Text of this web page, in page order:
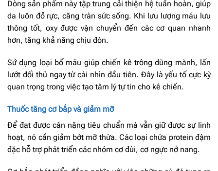
Dòng sản phẩm này tập trung cải thiện hệ tuần hoàn, giúp
da luôn đỏ rực, căng tràn sức sống. Khi lưu lượng máu lưu
thông tốt, oxy được vận chuyển đến các cơ quan nhanh
hơn, tăng khả năng chịu đòn.
Sử dụng loại bổ máu giúp chiến kê trông dũng mãnh, lấn
lướt đối thủ ngay từ cái nhìn đầu tiên. Đây là yếu tố cực kỳ
quan trọng trong việc tạo tâm lý tự tin cho kê chiến.
Thuốc tăng cơ bắp và giảm mỡ
Để đạt được cân nặng tiêu chuẩn mà vẫn giữ được sự linh
hoạt, nó cần giảm bớt mỡ thừa. Các loại chứa protein đậm
đặc hỗ trợ phát triển các nhóm cơ đùi, cơ ngực nở nang.